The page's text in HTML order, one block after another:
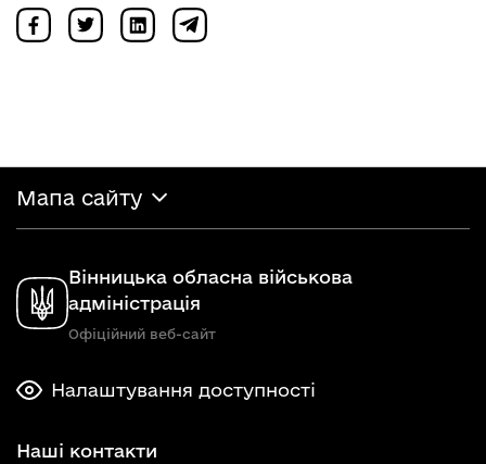
Мапа сайту
Вінницька обласна військова
адміністрація
Офіційний веб-сайт
Налаштування доступності
Наші контакти